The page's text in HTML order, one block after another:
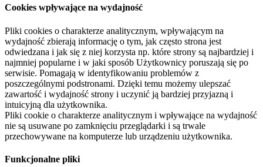
Cookies wpływające na wydajność
Pliki cookies o charakterze analitycznym, wpływającym na
wydajność zbierają informację o tym, jak często strona jest
odwiedzana i jak się z niej korzysta np. które strony są najbardziej i
najmniej popularne i w jaki sposób Użytkownicy poruszają się po
serwisie. Pomagają w identyfikowaniu problemów z
poszczególnymi podstronami. Dzięki temu możemy ulepszać
zawartość i wydajność strony i uczynić ją bardziej przyjazną i
intuicyjną dla użytkownika.
Pliki cookie o charakterze analitycznym i wpływające na wydajność
nie są usuwane po zamknięciu przeglądarki i są trwale
przechowywane na komputerze lub urządzeniu użytkownika.
Funkcjonalne pliki